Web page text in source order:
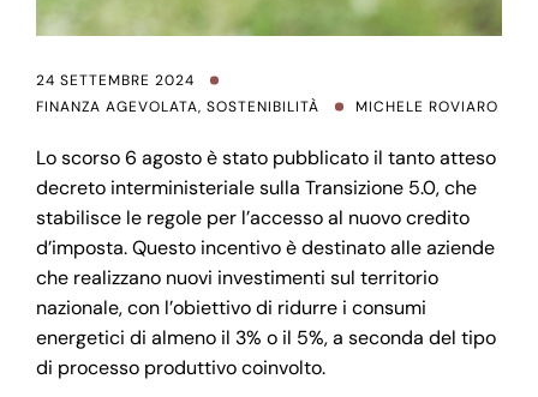
24 SETTEMBRE 2024
FINANZA AGEVOLATA, SOSTENIBILITÀ MICHELE ROVIARO
Lo scorso 6 agosto è stato pubblicato il tanto atteso
decreto interministeriale sulla Transizione 5.0, che
stabilisce le regole per l’accesso al nuovo credito
d’imposta. Questo incentivo è destinato alle aziende
che realizzano nuovi investimenti sul territorio
nazionale, con l’obiettivo di ridurre i consumi
energetici di almeno il 3% o il 5%, a seconda del tipo
di processo produttivo coinvolto.